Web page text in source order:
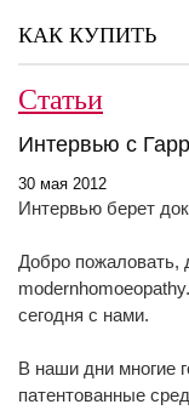
КАК КУПИТЬ
Статьи
Интервью с
30 мая 2012
Интервью берет
Добро пожаловать,
сегодня с нами.
В наши дни многие
патентованные